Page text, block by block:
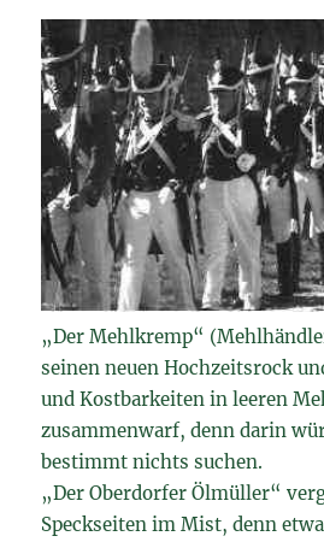
„Der Mehlkremp“
seinen neuen Hochzeitsrock
und Kostbarkeiten in leeren
zusammenwarf, denn darin
bestimmt nichts suchen.
„Der Oberdorfer Ölmüller“
Speckseiten im Mist, denn